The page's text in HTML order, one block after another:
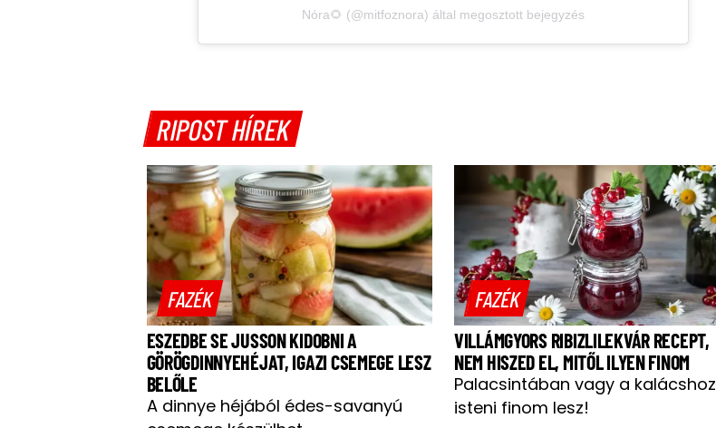
Nóra🌻 (@mitfoznora) által megosztott bejegyzés
RIPOST HÍREK
FAZÉK
ESZEDBE SE JUSSON KIDOBNI A
GÖRÖGDINNYEHÉJAT, IGAZI CSEMEGE LESZ
BELŐLE
A dinnye héjából édes-savanyú
FAZÉK
VILLÁMGYORS RIBIZLILEKVÁR RECEPT,
NEM HISZED EL, MITŐL ILYEN FINOM
Palacsintában vagy a kalácshoz
isteni finom lesz!